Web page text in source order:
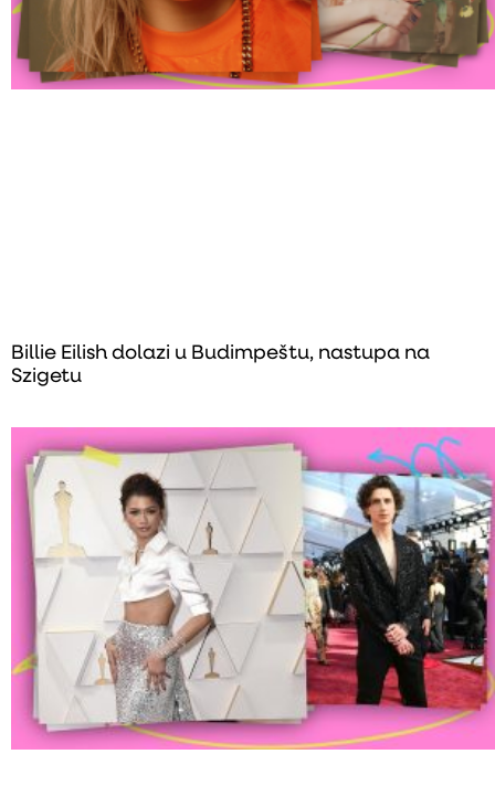
Billie Eilish dolazi u Budimpeštu, nastupa na
Szigetu